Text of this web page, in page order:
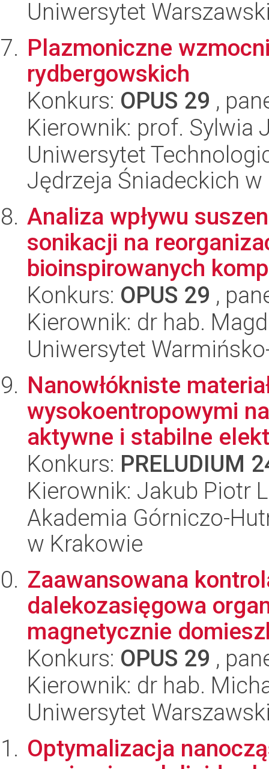
Uniwersytet
Plazmoniczne
rydbergowskich
Konkurs: OPUS 29 ,
Kierownik: prof. Sylwia
Uniwersytet
Jędrzeja Śniadeckich
Analiza wpływu
sonikacji na
bioinspirowanych
Konkurs: OPUS 29 ,
Kierownik: dr hab.
Uniwersytet
Nanowłókniste
wysokoentropowymi
aktywne i stabilne
Konkurs: PRELUDIUM
Kierownik: Jakub Piotr
Akademia Górniczo-
w Krakowie
Zaawansowana
dalekozasięgowa
magnetycznie
Konkurs: OPUS 29 ,
Kierownik: dr hab.
Uniwersytet
Optymalizacja